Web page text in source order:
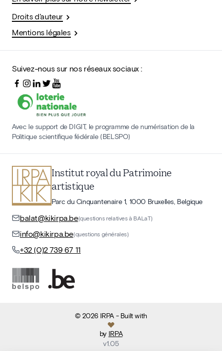
Droits d'auteur
Mentions légales
Suivez-nous sur nos réseaux sociaux :
Avec le support de DIGIT, le programme de numérisation de la
Politique scientifique fédérale (BELSPO)
Institut royal du Patrimoine
artistique
Parc du Cinquantenaire 1, 1000 Bruxelles, Belgique
balat@kikirpa.be(questions relatives à BALaT)
info@kikirpa.be(questions générales)
+32 (0)2 739 67 11
©2026 IRPA- Built with
by IRPA
v1.05